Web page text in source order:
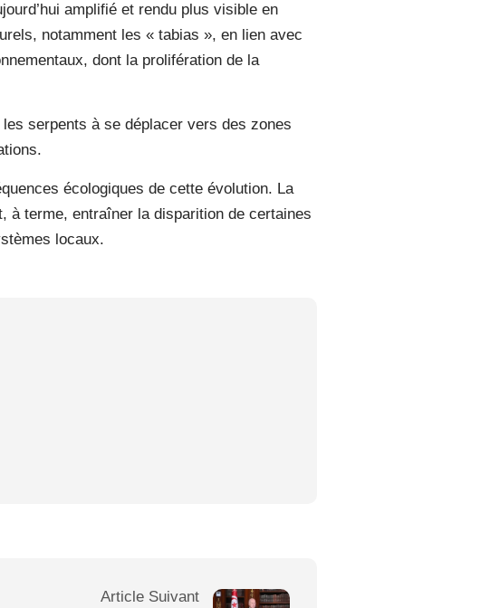
amplifié et rendu plus visible en
notamment les « tabias », en lien avec
dont la prolifération de la
serpents à se déplacer vers des zones
écologiques de cette évolution. La
à terme, entraîner la disparition de certaines
locaux.
Article Suivant